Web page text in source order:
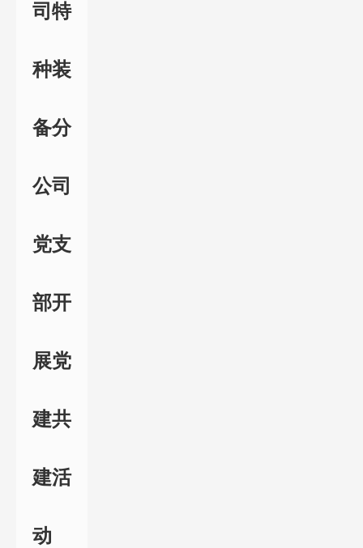
司特
种装
备分
公司
党支
部开
展党
建共
建活
动